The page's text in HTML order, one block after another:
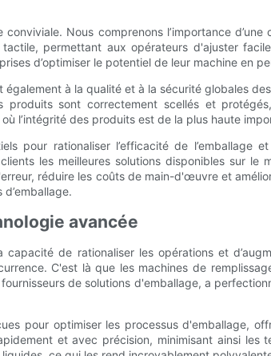
Nous comprenons l’importance
permettant aux opérateurs d'ajuster
d’optimiser le potentiel de leur machine en
à la qualité et à la sécurité globales
sont correctement scellés et
l’intégrité des produits est de la plus haute
pour rationaliser l’efficacité de l’emballage
les meilleures solutions disponibles sur le
réduire les coûts de main-d'œuvre et
avancée
capacité de rationaliser les opérations et
C'est là que les machines de
de solutions d'emballage, a
pour optimiser les processus d'emballage,
et avec précision, minimisant ainsi